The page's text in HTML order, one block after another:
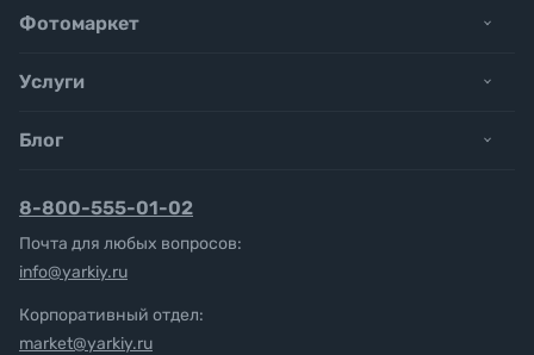
Фотомаркет
Услуги
Блог
8-800-555-01-02
Почта для любых вопросов:
info@yarkiy.ru
Корпоративный отдел:
market@yarkiy.ru